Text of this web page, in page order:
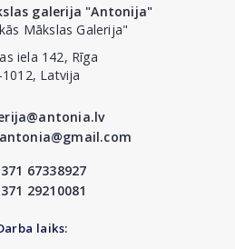
galerija "Antonija"
Mākslas Galerija"
iela 142, Rīga
1012, Latvija
67338927
29210081
laiks: